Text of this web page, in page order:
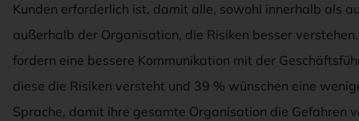
Kunden erforderlich ist, damit alle, sowohl innerhalb als
außerhalb der Organisation, die Risiken besser
fordern eine bessere Kommunikation mit der
diese die Risiken versteht und 39 % wünschen eine
Sprache, damit ihre gesamte Organisation die Gefahren